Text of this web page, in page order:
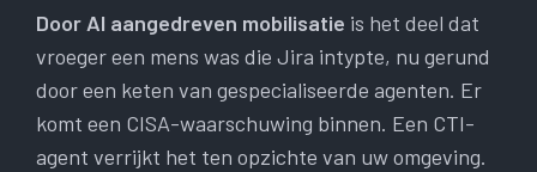
Door AI aangedreven mobilisatie is het deel dat
vroeger een mens was die Jira intypte, nu gerund
door een keten van gespecialiseerde agenten. Er
komt een CISA-waarschuwing binnen. Een CTI-
agent verrijkt het ten opzichte van uw omgeving.